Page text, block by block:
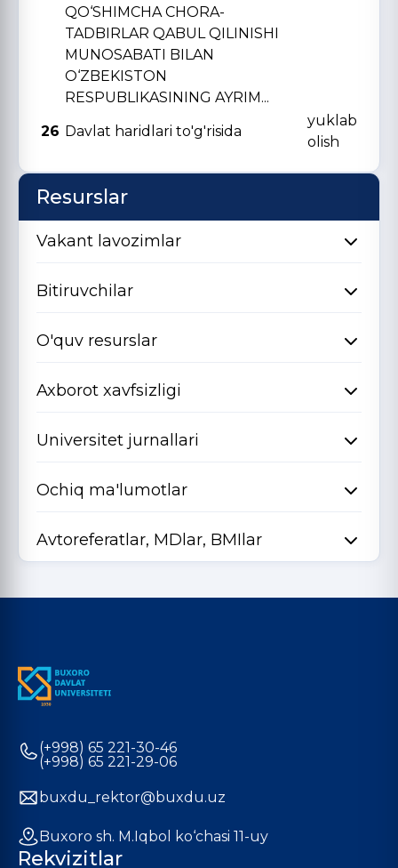
QO‘SHIMCHA CHORA-
TADBIRLAR QABUL QILINISHI
MUNOSABATI BILAN
O‘ZBЕKISTON
RЕSPUBLIKASINING AYRIM...
26 Davlat haridlari to'g'risida
yuklab
olish
Resurslar
Vakant lavozimlar
Bitiruvchilar
O'quv resurslar
Axborot xavfsizligi
Universitet jurnallari
Ochiq ma'lumotlar
Avtoreferatlar, MDlar, BMIlar
(+998) 65 221-30-46
(+998) 65 221-29-06
buxdu_rektor@buxdu.uz
Buxoro sh. M.Iqbol ko‘chasi 11-uy
Rekvizitlar